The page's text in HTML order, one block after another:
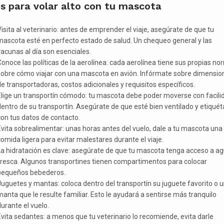
para volar alto con tu mascota
al veterinario: antes de emprender el viaje, asegúrate de que tu
esté en perfecto estado de salud. Un chequeo general y las
al día son esenciales.
las políticas de la aerolínea: cada aerolínea tiene sus propias
cómo viajar con una mascota en avión. Infórmate sobre
transportadoras, costos adicionales y requisitos específicos.
un transportín cómodo: tu mascota debe poder moverse con
de su transportín. Asegúrate de que esté bien ventilado y
tus datos de contacto.
sobrealimentar: unas horas antes del vuelo, dale a tu mascota una
ligera para evitar malestares durante el viaje.
hidratación es clave: asegúrate de que tu mascota tenga acceso a
Algunos transportines tienen compartimentos para colocar
bebederos.
y mantas: coloca dentro del transportín su juguete favorito o
que le resulte familiar. Esto le ayudará a sentirse más tranquilo
el vuelo.
sedantes: a menos que tu veterinario lo recomiende, evita darle